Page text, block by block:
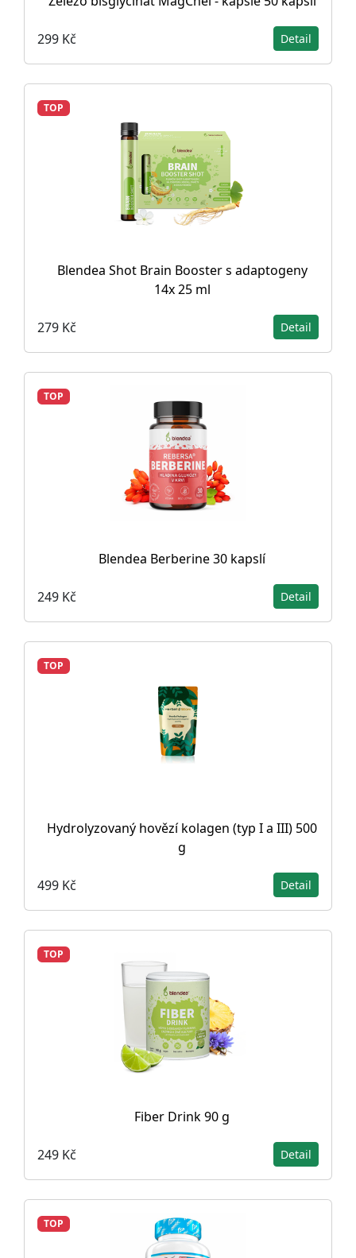
299 Kč Detail
TOP
Blendea Shot Brain Booster s adaptogeny
14x 25 ml
279 Kč Detail
TOP
Blendea Berberine 30 kapslí
249 Kč Detail
TOP
Hydrolyzovaný hovězí kolagen (typ I a III) 500
g
499 Kč Detail
TOP
Fiber Drink 90 g
249 Kč Detail
TOP